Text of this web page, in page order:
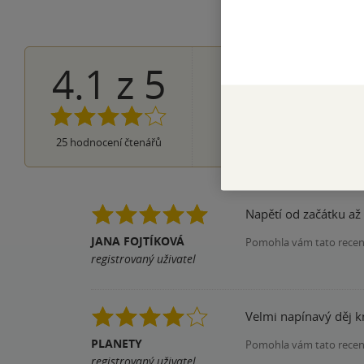
4.1 z 5
25hodnocení čtenářů
JANA FOJTÍKOVÁ
registrovaný uživatel
Napětí od začátku až
Pomohla vám tato
PLANETY
Velmi napínavý děj
Pomohla vám tato